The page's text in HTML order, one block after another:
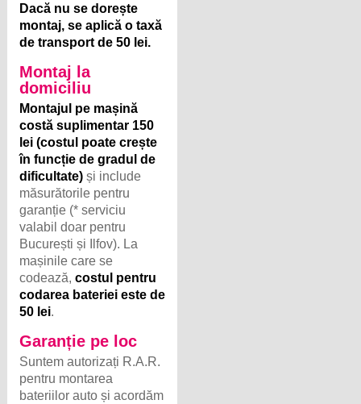
Dacă nu se dorește
montaj, se aplică o taxă
de transport de 50 lei.
Montaj la
domiciliu
Montajul pe mașină
costă suplimentar 150
lei (costul poate crește
în funcție de gradul de
dificultate) și include
măsurătorile pentru
garanție (* serviciu
valabil doar pentru
București și Ilfov). La
mașinile care se
codează,costul pentru
codarea bateriei este de
50 lei.
Garanție pe loc
Suntem autorizați R.A.R.
pentru montarea
bateriilor auto și acordăm